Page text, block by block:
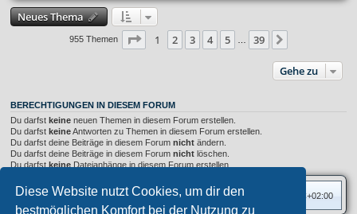
Diese Website nutzt Cookies, um dir den
bestmöglichen Komfort bei der Nutzung zu
Neues Thema
955 Themen Seite 1von 39
1 2 3 4 5 39
Gehe zu
BERECHTIGUNGEN IN DIESEM FORUM
Du darfst keine neuen Themen in diesem Forum erstellen.
Du darfst keineAntworten zu Themen in diesem Forum erstellen.
Du darfst deine Beiträge in diesem Forum nicht ändern.
Du darfst deine Beiträge in diesem Forum nicht löschen.
Du darfst keine Dateianhänge in diesem Forum erstellen.
Foren-Übersicht Alle Zeiten sind UTC+02:00